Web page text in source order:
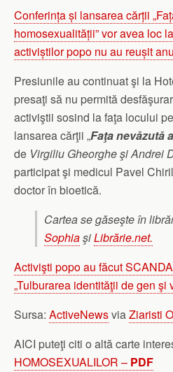
Conferința și lansarea cărții
homosexualității” vor avea loc
activiștilor popo nu au reușit
Presiunile au continuat şi la
presaţi să nu permită
activiştii sosind la faţa locului
lansarea cărţii „Faţa nevăzută
de Virgiliu Gheorghe şi Andrei
participat şi medicul Pavel
doctor în bioetică.
Cartea se găseşte în
SophiaşiLibrărie.net.
Activişti popo au făcut
„Tulburarea identităţii de gen şi
Sursa: ActiveNewsviaZiaristi
AICI puteţi citi o altă carte
HOMOSEXUALILOR – PDF